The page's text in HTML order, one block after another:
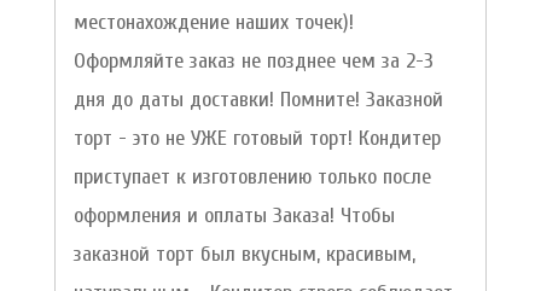
местонахождение наших точек)!
Оформляйте заказ не позднее чем за 2-3
дня до даты доставки! Помните! Заказной
торт - это не УЖЕ готовый торт! Кондитер
приступает к изготовлению только после
оформления и оплаты Заказа! Чтобы
заказной торт был вкусным, красивым,